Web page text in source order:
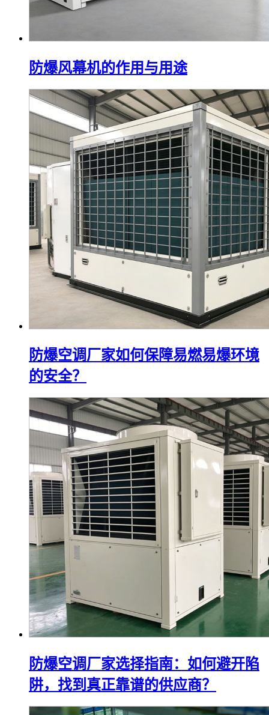
防爆风幕机的作用与用途
防爆空调厂家如何保障易燃易爆环境
的安全？
防爆空调厂家选择指南：如何避开陷
阱，找到真正靠谱的供应商？